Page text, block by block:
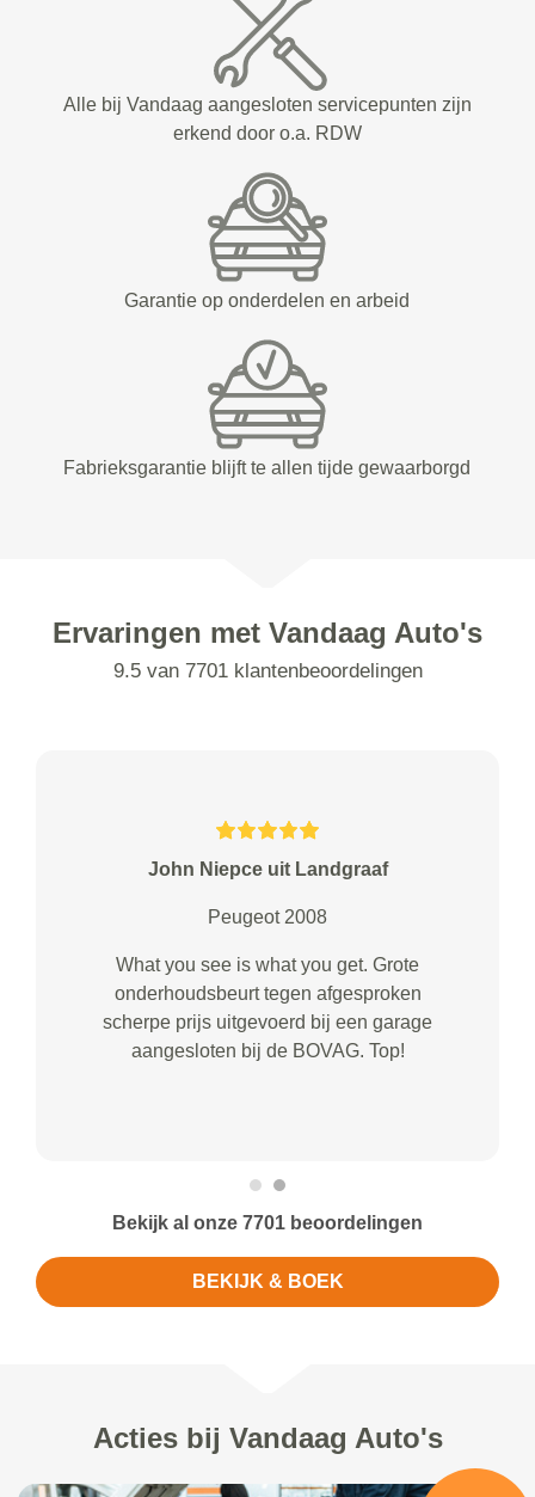
Alle bij Vandaag aangesloten servicepunten zijn
erkend door o.a. RDW
Garantie op onderdelen en arbeid
Fabrieksgarantie blijft te allen tijde gewaarborgd
Ervaringen met Vandaag Auto's
9.5 van 7701 klantenbeoordelingen
John Niepce uit Landgraaf
Peugeot 2008
What you see is what you get. Grote
onderhoudsbeurt tegen afgesproken
scherpe prijs uitgevoerd bij een garage
aangesloten bij de BOVAG. Top!
Bekijk al onze 7701 beoordelingen
BEKIJK & BOEK
Acties bij Vandaag Auto's